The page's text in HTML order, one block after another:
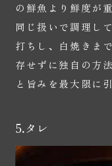
の鮮魚より鮮度が
同じ扱いで調理し
打ちし、白焼きま
存せずに独自の方
と旨みを最大限に
5.タレ